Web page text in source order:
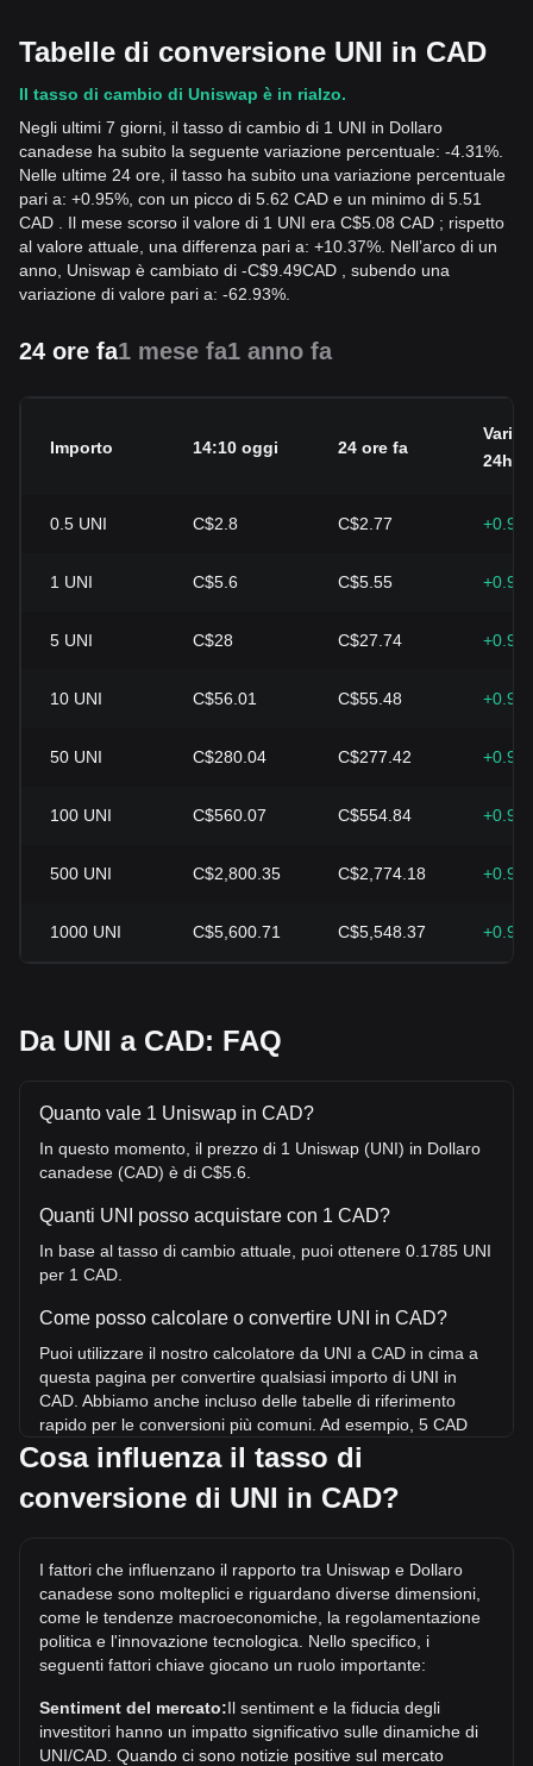
Tabelle di conversione UNI in CAD
Il tasso di cambio di Uniswap è in rialzo.
Negli ultimi 7 giorni, il tasso di cambio di 1 UNI in Dollaro
canadese ha subito la seguente variazione percentuale: -4.31%.
Nelle ultime 24 ore, il tasso ha subito una variazione percentuale
pari a: +0.95%, con un picco di 5.62 CAD e un minimo di 5.51
CAD . Il mese scorso il valore di 1 UNI era C$5.08 CAD ; rispetto
al valore attuale, una differenza pari a: +10.37%. Nell’arco di un
anno, Uniswap è cambiato di -C$9.49CAD , subendo una
variazione di valore pari a: -62.93%.
24 ore fa1 mese fa1 anno fa
Importo 14:10 oggi 24 ore fa
24h
0.5 UNI C$2.8 C$2.77
1 UNI C$5.6 C$5.55
5 UNI C$28 C$27.74
10 UNI C$56.01 C$55.48
50 UNI C$280.04 C$277.42
100 UNI C$560.07 C$554.84
500 UNI C$2,800.35 C$2,774.18
1000 UNI C$5,600.71 C$5,548.37
Da UNI a CAD: FAQ
Quanto vale 1 Uniswap in CAD?
In questo momento, il prezzo di 1 Uniswap (UNI) in Dollaro
canadese (CAD) è di C$5.6.
Quanti UNI posso acquistare con 1 CAD?
In base al tasso di cambio attuale, puoi ottenere 0.1785 UNI
per 1 CAD.
Come posso calcolare o convertire UNI in CAD?
Puoi utilizzare il nostro calcolatore da UNI a CAD in cima a
questa pagina per convertire qualsiasi importo di UNI in
CAD. Abbiamo anche incluso delle tabelle di riferimento
rapido per le conversioni più comuni. Ad esempio, 5 CAD
equivalgono a 0.8927 UNI, mentre 5 UNI costeranno circa
28CAD.
Resta da vedere se il valore di 1 UNI/CAD supererà l'attuale
massimo storico.
Qual è la tendenza del prezzo di in CAD?
Negli ultimi 7 giorni, il tasso di cambio di Uniswap (UNI) è
sceso di 4.31%. Nell'ultimo mese, il tasso di cambio di
Uniswap (UNI) è aumentato di 10.37% in rapporto a: Dollaro
canadese (CAD).
Cosa influenza il tasso di
conversione di UNI in CAD?
I fattori che influenzano il rapporto tra Uniswap e Dollaro
canadese sono molteplici e riguardano diverse dimensioni,
come le tendenze macroeconomiche, la regolamentazione
politica e l'innovazione tecnologica. Nello specifico, i
seguenti fattori chiave giocano un ruolo importante:
Sentiment del mercato:Il sentiment e la fiducia degli
investitori hanno un impatto significativo sulle dinamiche di
UNI/CAD. Quando ci sono notizie positive sul mercato